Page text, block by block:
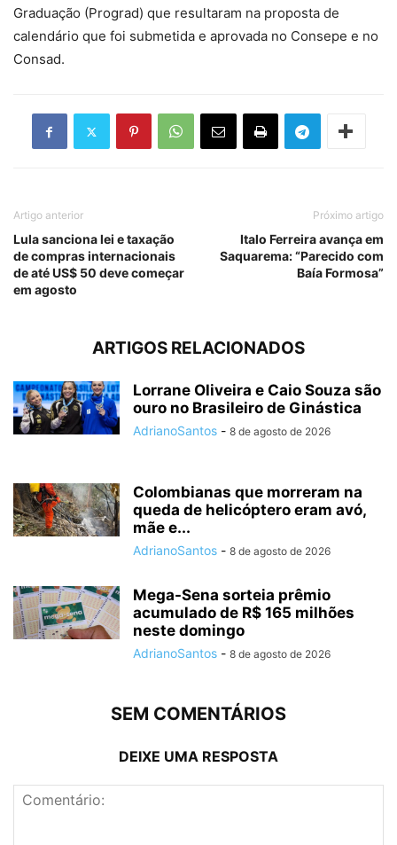
Graduação (Prograd) que resultaram na proposta de
calendário que foi submetida e aprovada no Consepe e no
Consad.
Artigo anterior
Lula sanciona lei e taxação
de compras internacionais
de até US$ 50 deve começar
em agosto
Próximo artigo
Italo Ferreira avança em
Saquarema: “Parecido com
Baía Formosa”
ARTIGOS RELACIONADOS
Lorrane Oliveira e Caio Souza são
ouro no Brasileiro de Ginástica
AdrianoSantos - 8 de agosto de 2026
Colombianas que morreram na
queda de helicóptero eram avó,
mãe e...
AdrianoSantos - 8 de agosto de 2026
Mega-Sena sorteia prêmio
acumulado de R$ 165 milhões
neste domingo
AdrianoSantos - 8 de agosto de 2026
SEM COMENTÁRIOS
DEIXE UMA RESPOSTA